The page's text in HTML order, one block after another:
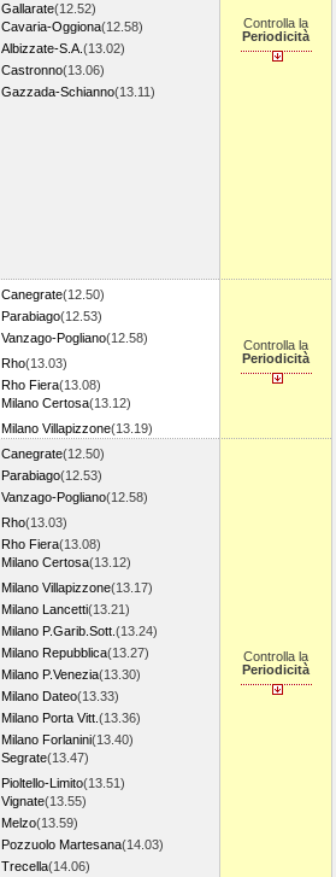
Gallarate(12.52)
Cavaria-Oggiona(12.58)
Albizzate-S.A. (13.02)
Castronno(13.06)
Gazzada-Schianno(13.11)
Controlla la
Periodicità
Canegrate(12.50)
Parabiago(12.53)
Vanzago-Pogliano(12.58)
Rho(13.03)
Rho Fiera(13.08)
Milano Certosa(13.12)
Milano Villapizzone(13.19)
Controlla la
Periodicità
Canegrate(12.50)
Parabiago(12.53)
Vanzago-Pogliano(12.58)
Rho(13.03)
Rho Fiera(13.08)
Milano Certosa(13.12)
Milano Villapizzone(13.17)
Milano Lancetti(13.21)
Milano P.Garib.Sott. (13.24)
Milano Repubblica(13.27)
Milano P.Venezia(13.30)
Milano Dateo(13.33)
Milano Porta Vitt. (13.36)
Milano Forlanini(13.40)
Segrate(13.47)
Pioltello-Limito(13.51)
Vignate(13.55)
Melzo(13.59)
Pozzuolo Martesana(14.03)
Trecella(14.06)
Controlla la
Periodicità